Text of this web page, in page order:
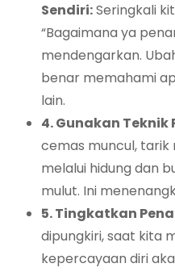
Sendiri:Seringkali
“Bagaimana ya
mendengarkan.
benar memahami
lain.
4. Gunakan Teknik
cemas muncul,
melalui hidung dan
mulut. Ini
5. Tingkatkan
dipungkiri, saat kita
kepercayaan diri